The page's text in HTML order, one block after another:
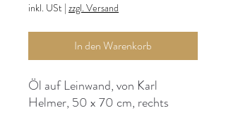
inkl. USt | zzgl. Versand
In den Warenkorb
Öl auf Leinwand, von Karl
Helmer, 50 x 70 cm, rechts